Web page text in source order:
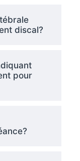
discal?
pour